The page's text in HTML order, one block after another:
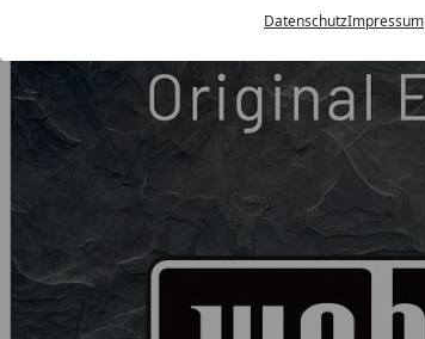
DatenschutzImpressum